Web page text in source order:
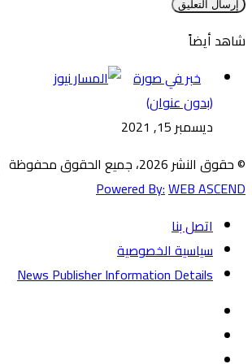
شاهد أيضاً
خبر في صورة
(بدون عنوان)
ديسمبر 15, 2021
© حقوق النشر 2026، جميع الحقوق محفوظة |
Powered By:WEB ASCEND
اتصل بنا
سياسية الخصوصية
News Publisher Information Details